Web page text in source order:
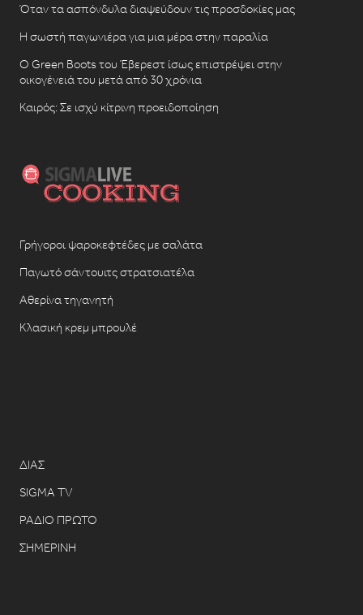
Όταν τα ασπόνδυλα διαψεύδουν τις προσδοκίες μας
Η σωστή παγωνιέρα για μια μέρα στην παραλία
Ο Green Boots του Έβερεστ ίσως επιστρέψει στην
οικογένειά του μετά από 30 χρόνια
Καιρός: Σε ισχύ κίτρινη προειδοποίηση
Γρήγοροι ψαροκεφτέδες με σαλάτα
Παγωτό σάντουιτς στρατσιατέλα
Αθερίνα τηγανητή
Κλασική κρεμ μπρουλέ
ΔΙΑΣ
SIGMA TV
ΡΑΔΙΟ ΠΡΩΤΟ
ΣΗΜΕΡΙΝΗ